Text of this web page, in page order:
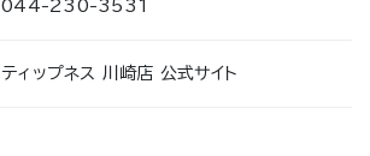
044-230-3531
ティップネス 川崎店 公式サイト